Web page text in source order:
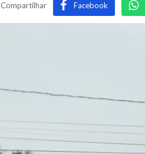
Compartilhar Facebook